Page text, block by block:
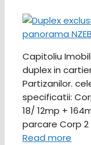
Capitoliu
duplex in
Partizanilor.
specificatii:
18/ 12mp +
parcare Corp 2
Read more